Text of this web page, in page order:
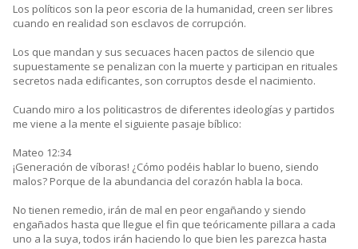
Los políticos son la peor escoria de la humanidad, creen ser libres
cuando en realidad son esclavos de corrupción.
Los que mandan y sus secuaces hacen pactos de silencio que
supuestamente se penalizan con la muerte y participan en rituales
secretos nada edificantes, son corruptos desde el nacimiento.
Cuando miro a los politicastros de diferentes ideologías y partidos
me viene a la mente el siguiente pasaje bíblico:
Mateo 12:34
¡Generación de víboras! ¿Cómo podéis hablar lo bueno, siendo
malos? Porque de la abundancia del corazón habla la boca.
No tienen remedio, irán de mal en peor engañando y siendo
engañados hasta que llegue el fin que teóricamente pillara a cada
uno a la suya, todos irán haciendo lo que bien les parezca hasta